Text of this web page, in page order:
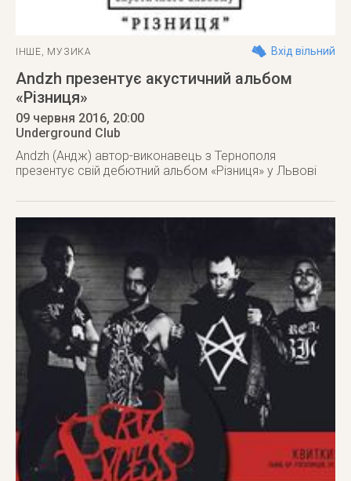
ІНШЕ, МУЗИКА Вхід вільний
Andzh презентує акустичний альбом
«Різниця»
09 червня 2016, 20:00
Underground Club
Andzh (Андж) автор-виконавець з Тернополя
презентує свій дебютний альбом «Різниця» у Львові